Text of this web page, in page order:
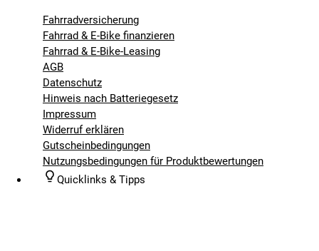
Fahrradversicherung
Fahrrad & E-Bike finanzieren
Fahrrad & E-Bike-Leasing
AGB
Datenschutz
Hinweis nach Batteriegesetz
Impressum
Widerruf erklären
Gutscheinbedingungen
Nutzungsbedingungen für Produktbewertungen
Quicklinks & Tipps